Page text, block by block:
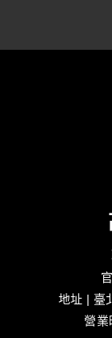
地址 | 臺
營業